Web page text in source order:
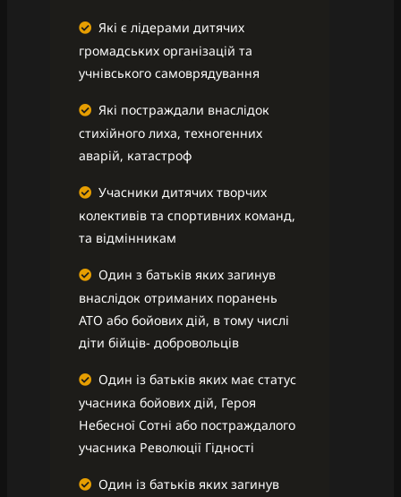
Які є лідерами дитячих
громадських організацій та
учнівського самоврядування
Які постраждали внаслідок
стихійного лиха, техногенних
аварій, катастроф
Учасники дитячих творчих
колективів та спортивних команд,
та відмінникам
Один з батьків яких загинув
внаслідок отриманих поранень
АТО або бойових дій, в тому числі
діти бійців- добровольців
Один із батьків яких має статус
учасника бойових дій, Героя
Небесної Сотні або постраждалого
учасника Революції Гідності
Один із батьків яких загинув